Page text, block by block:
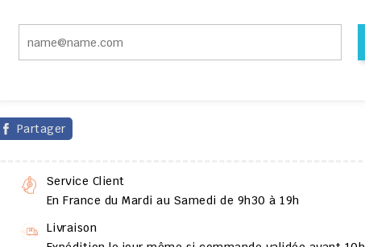
Partager
Service Client
En France du Mardi au Samedi de 9h30 à 19h
Livraison